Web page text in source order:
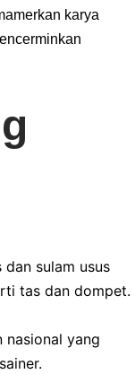
karya
sulam usus
tas dan dompet.
nasional yang